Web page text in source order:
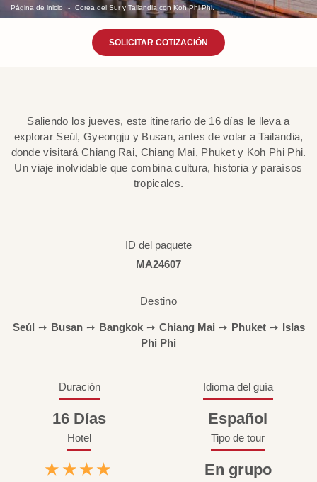
Página de inicio Corea del Sur y Tailandia con Koh Phi Phi.
SOLICITAR COTIZACIÓN
Saliendo los jueves, este itinerario de 16 días le lleva a
explorar Seúl, Gyeongju y Busan, antes de volar a Tailandia,
donde visitará Chiang Rai, Chiang Mai, Phuket y Koh Phi Phi.
Un viaje inolvidable que combina cultura, historia y paraísos
tropicales.
ID del paquete
MA24607
Destino
Seúl ➙ Busan ➙ Bangkok ➙ Chiang Mai ➙ Phuket ➙ Islas
Phi Phi
Duración
16 Días
Idioma del guía
Español
Hotel
★★★★
Tipo de tour
En grupo